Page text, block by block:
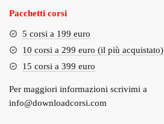
Pacchetti corsi
5 corsi a 199 euro
10 corsi a 299 euro (il più acquistato)
15 corsi a 399 euro
Per maggiori informazioni scrivimi a
info@downloadcorsi.com